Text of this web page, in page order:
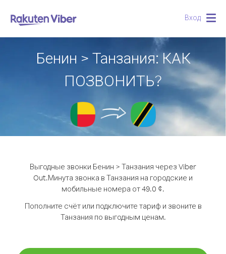
Вход
Бенин > Танзания: КАК
ПОЗВОНИТЬ?
Выгодные звонки Бенин > Танзания через Viber
Out.Минута звонка в Танзания на городские и
мобильные номера от 49.0 ¢.
Пополните счёт или подключите тариф и звоните в
Танзания по выгодным ценам.